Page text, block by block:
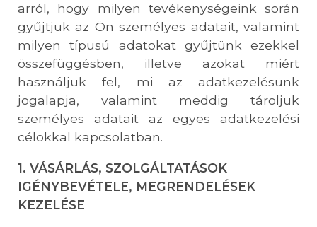
arról, hogy milyen tevékenységeink során
gyűjtjük az Ön személyes adatait, valamint
milyen típusú adatokat gyűjtünk ezekkel
összefüggésben, illetve azokat miért
használjuk fel, mi az adatkezelésünk
jogalapja, valamint meddig tároljuk
személyes adatait az egyes adatkezelési
célokkal kapcsolatban.
1. VÁSÁRLÁS, SZOLGÁLTATÁSOK
IGÉNYBEVÉTELE, MEGRENDELÉSEK
KEZELÉSE